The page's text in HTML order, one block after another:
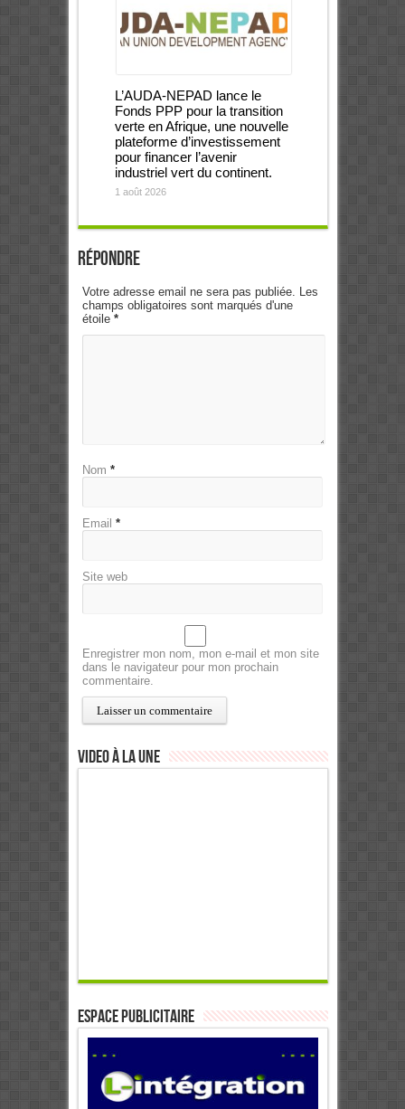
L’AUDA-NEPAD lance le
Fonds PPP pour la transition
verte en Afrique, une nouvelle
plateforme d’investissement
pour financer l’avenir
industriel vert du continent.
1 août 2026
Répondre
Votre adresse email ne sera pas publiée. Les
champs obligatoires sont marqués d'une
étoile *
Nom *
Email *
Site web
Enregistrer mon nom, mon e-mail et mon site
dans le navigateur pour mon prochain
commentaire.
Video à la Une
ESPACE PUBLICITAIRE